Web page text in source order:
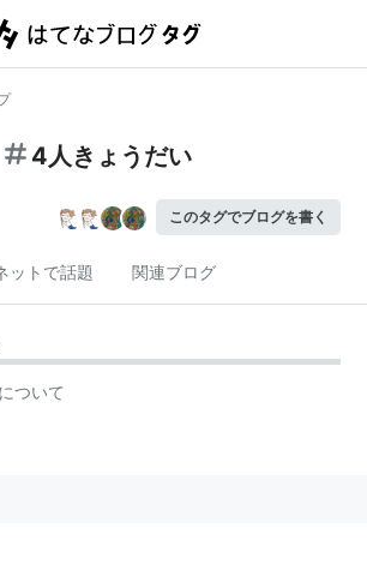
4人きょうだい
このタグでブログを書く
ットで話題 関連ブログ
ついて